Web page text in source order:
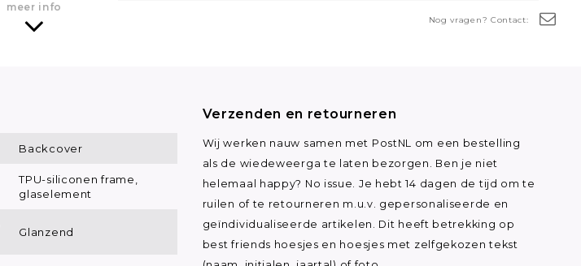
Nog vragen? Contact:
meer info
Backcover
TPU-siliconen frame,
glaselement
Glanzend
Verzenden en retourneren
Wij werken nauw samen met PostNL om een bestelling
als de wiedeweerga te laten bezorgen. Ben je niet
helemaal happy? No issue. Je hebt 14 dagen de tijd om te
ruilen of te retourneren m.u.v. gepersonaliseerde en
geïndividualiseerde artikelen. Dit heeft betrekking op
best friends hoesjes en hoesjes met zelfgekozen tekst